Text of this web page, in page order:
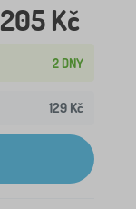
205 Kč
2 DNY
129 Kč